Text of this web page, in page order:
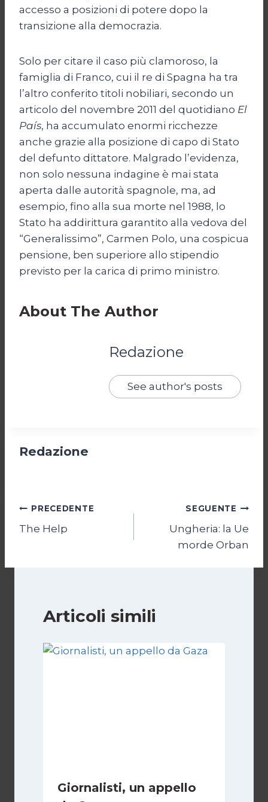
accesso a posizioni di potere dopo la
transizione alla democrazia.
Solo per citare il caso più clamoroso, la
famiglia di Franco, cui il re di Spagna ha tra
l’altro conferito titoli nobiliari, secondo un
articolo del novembre 2011 del quotidiano El
País, ha accumulato enormi ricchezze
anche grazie alla posizione di capo di Stato
del defunto dittatore. Malgrado l’evidenza,
non solo nessuna indagine è mai stata
aperta dalle autorità spagnole, ma, ad
esempio, fino alla sua morte nel 1988, lo
Stato ha addirittura garantito alla vedova del
“Generalissimo”, Carmen Polo, una cospicua
pensione, ben superiore allo stipendio
previsto per la carica di primo ministro.
About The Author
Redazione
See author's posts
Redazione
Navigazione
articoli
PRECEDENTE
The Help
SEGUENTE
Ungheria: la Ue
morde Orban
Articoli simili
Giornalisti, un appello